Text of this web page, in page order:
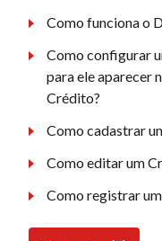
Como funciona o
Como configurar
para ele aparecer
Crédito?
Como cadastrar
Como editar um
Como registrar